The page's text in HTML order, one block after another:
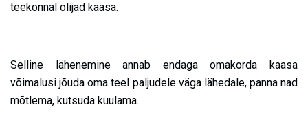
teekonnal olijad kaasa.
Selline lähenemine annab endaga omakorda kaasa
võimalusi jõuda oma teel paljudele väga lähedale, panna nad
mõtlema, kutsuda kuulama.